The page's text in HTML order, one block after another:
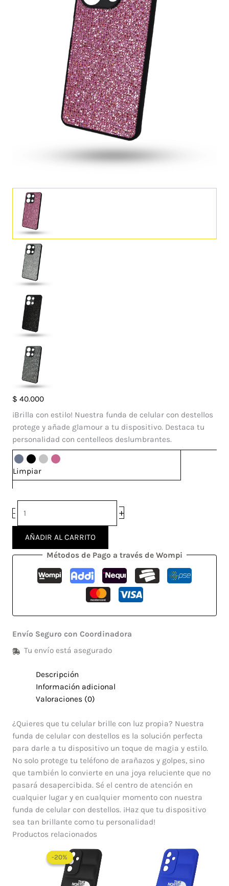
$ 40.000
¡Brilla con estilo! Nuestra funda de celular con destellos
protege y añade glamour a tu dispositivo. Destaca tu
personalidad con centelleos deslumbrantes.
Limpiar
-
Case
Luna
Xiaomi
Note
13
Pro
+
AÑADIR AL CARRITO
Métodos de Pago a través de Wompi
Envío Seguro con Coordinadora
Tu envío está asegurado
Descripción
Información adicional
Valoraciones (0)
¿Quieres que tu celular brille con luz propia? Nuestra
funda de celular con destellos es la solución perfecta
para darle a tu dispositivo un toque de magia y estilo.
No solo protege tu teléfono de arañazos y golpes, sino
que también lo convierte en una joya reluciente que no
pasará desapercibida. Sé el centro de atención en
cualquier lugar y en cualquier momento con nuestra
funda de celular con destellos. ¡Haz que tu dispositivo
sea tan brillante como tu personalidad!
Productos relacionados
-20%
-20%
precio
original
era:
$ 60.000.